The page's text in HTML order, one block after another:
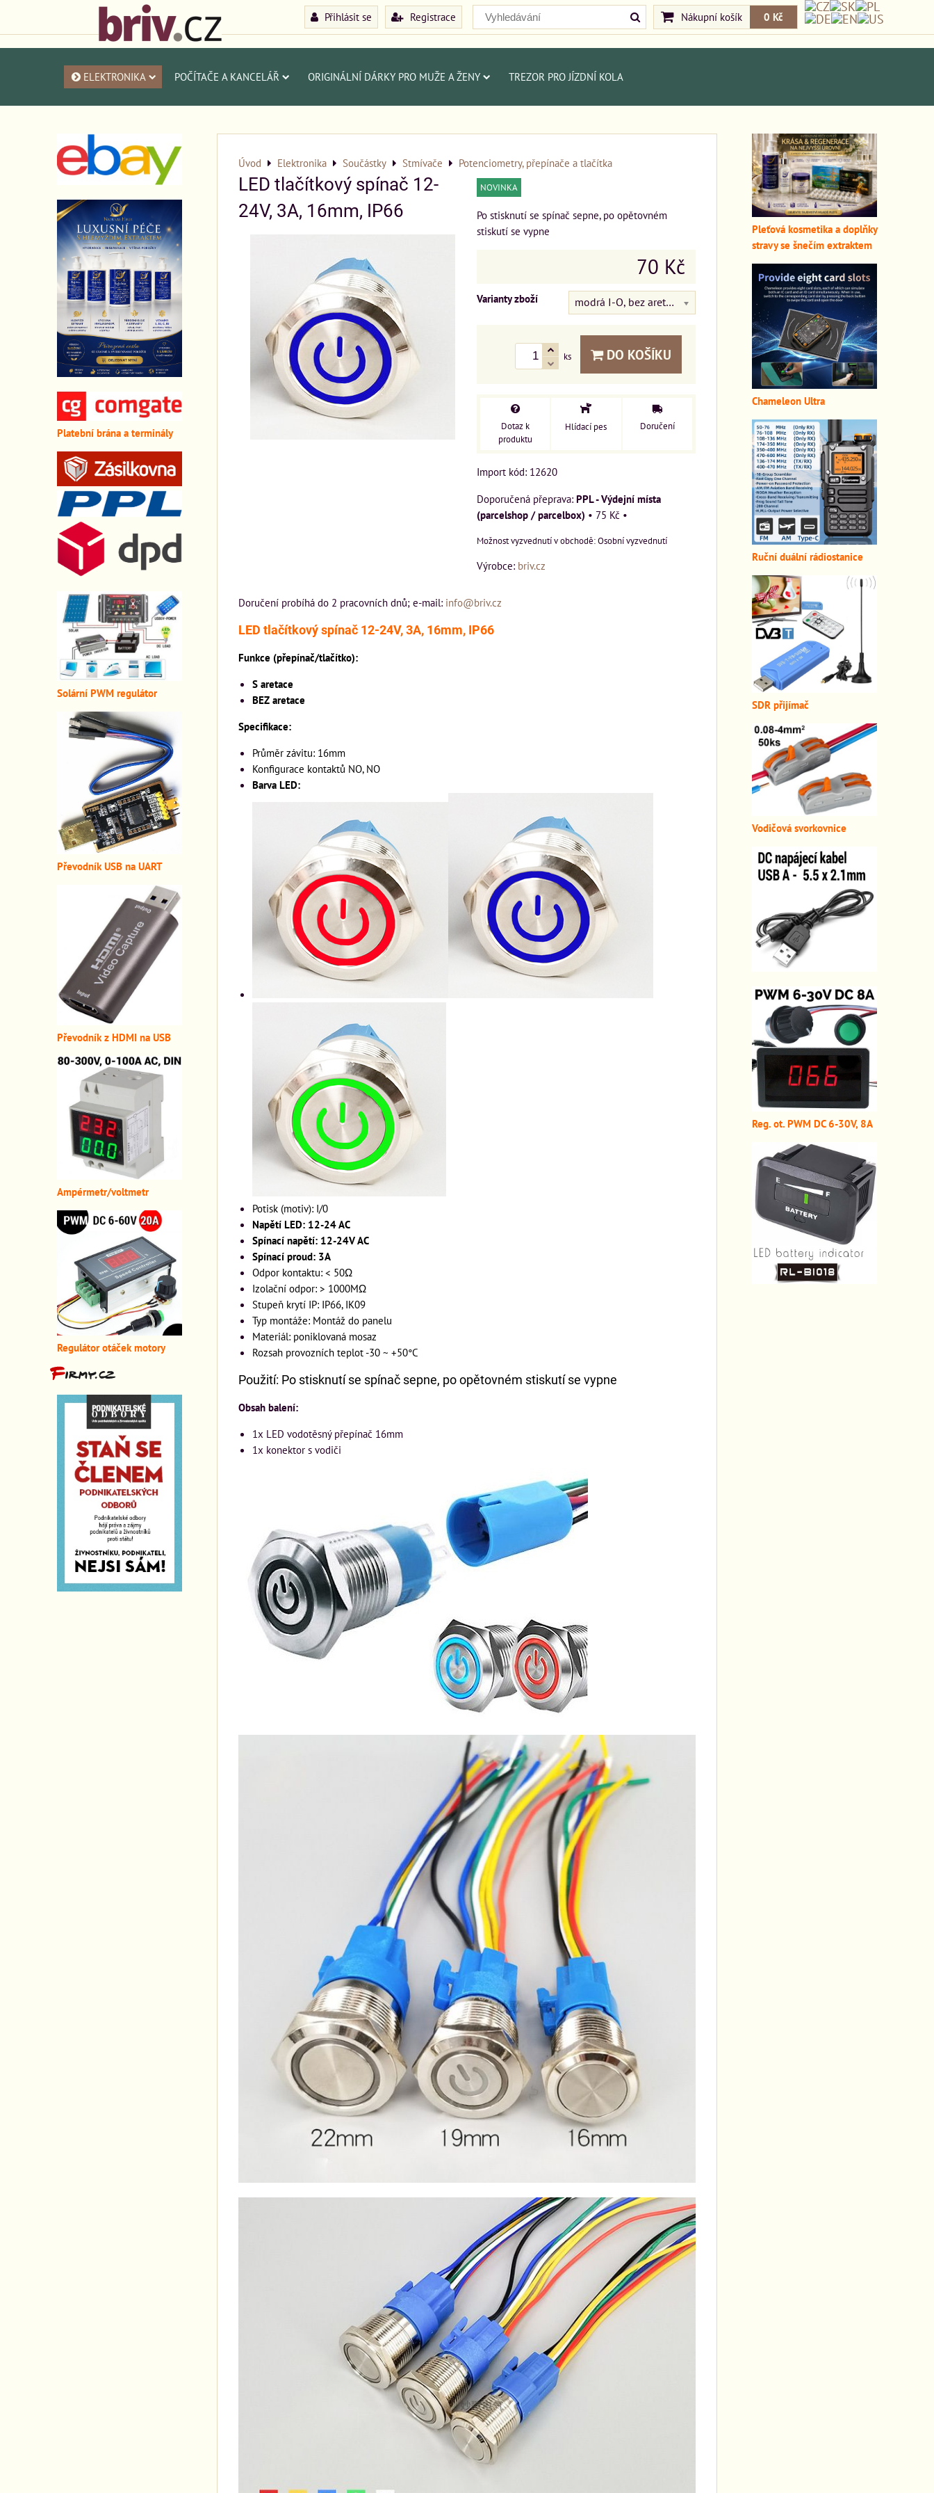
Přihlásit se Registrace Nákupní košík 0 Kč
ELEKTRONIKA POČÍTAČE A KANCELÁŘ ORIGINÁLNÍ DÁRKY PRO MUŽE A ŽENY TREZOR PRO JÍZDNÍ KOLA
Úvod Elektronika Součástky Stmívače Potenciometry, přepínače a tlačítka
LED tlačítkový spínač 12-
24V, 3A, 16mm, IP66
NOVINKA
Po stisknutí se spínač sepne, po opětovném
stiskutí se vypne
70 Kč
Varianty zboží modrá I-O, bez aretace
ks DO KOŠÍKU
Dotaz k
produktu
Hlídací pes Doručení
Import kód: 12620
PPL - Výdejní místa
(parcelshop / parcelbox) • 75 Kč •
Osobní vyzvednutí
Výrobce: briv.cz
Doručení probíhá do 2 pracovních dnů; e-mail: info@briv.cz
LED tlačítkový spínač 12-24V, 3A, 16mm, IP66
Funkce (přepínač/tlačítko):
S aretace
BEZ aretace
Specifikace:
Průměr závitu: 16mm
Konfigurace kontaktů NO, NO
Barva LED:
Potisk (motiv): I/0
Napětí LED: 12-24 AC
Spínací napětí: 12-24V AC
Spínací proud: 3A
Odpor kontaktu: < 50Ω
Izolační odpor: > 1000MΩ
Stupeň krytí IP: IP66, IK09
Typ montáže: Montáž do panelu
Materiál: poniklovaná mosaz
Rozsah provozních teplot -30 ~ +50°C
Použití: Po stisknutí se spínač sepne, po opětovném stiskutí se vypne
Obsah balení:
1x LED vodotěsný přepínač 16mm
1x konektor s vodiči
Platební brána a terminály
Solární PWM regulátor
Převodník USB na UART
Převodník z HDMI na USB
Ampérmetr/voltmetr
Regulátor otáček motory
Pleťová kosmetika a doplňky
stravy se šnečím extraktem
Chameleon Ultra
Ruční duální rádiostanice
SDR přijímač
Vodičová svorkovnice
Reg. ot. PWM DC 6-30V, 8A